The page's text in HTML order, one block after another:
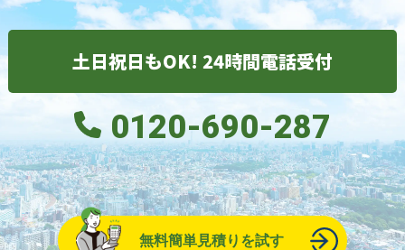
土日祝日もOK! 24時間電話受付
0120-690-287
無料簡単見積りを試す